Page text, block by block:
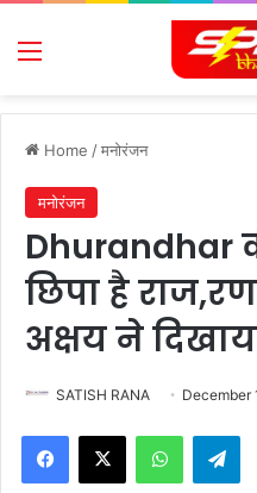
Menu
Home /मनोरंजन
मनोरंजन
Dhurandhar
छिपा है
अक्षय ने
SATISH RANA December
Facebook
X WhatsApp